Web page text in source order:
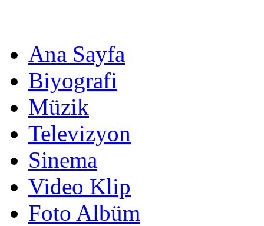
Ana Sayfa
Biyografi
Müzik
Televizyon
Sinema
Video Klip
Foto Albüm